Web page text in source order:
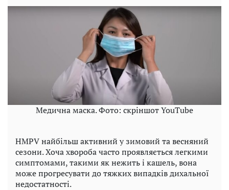
Медична маска. Фото: скріншот YouTubе
HMPV найбільш активний у зимовий та весняний
сезони. Хоча хвороба часто проявляється легкими
симптомами, такими як нежить і кашель, вона
може прогресувати до тяжких випадків дихальної
недостатності.